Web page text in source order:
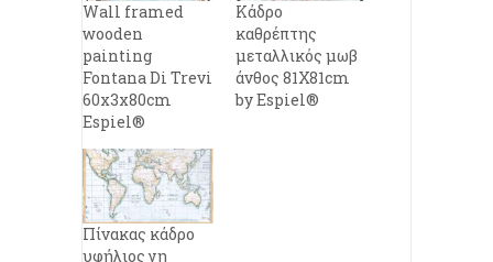
Wall framed
wooden
painting
Fontana Di Trevi
60x3x80cm
Espiel®
Κάδρο
καθρέπτης
μεταλλικός μωβ
άνθος 81Χ81cm
by Espiel®
Πίνακας κάδρο
υφήλιος γη